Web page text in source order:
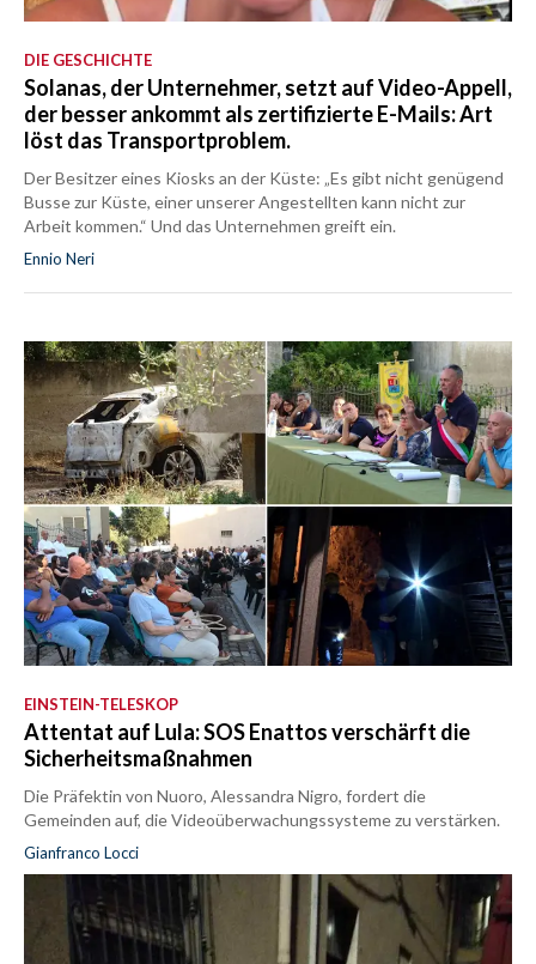
DIE GESCHICHTE
Solanas, der Unternehmer, setzt auf Video-Appell,
der besser ankommt als zertifizierte E-Mails: Art
löst das Transportproblem.
Der Besitzer eines Kiosks an der Küste: „Es gibt nicht genügend
Busse zur Küste, einer unserer Angestellten kann nicht zur
Arbeit kommen.“ Und das Unternehmen greift ein.
Ennio Neri
EINSTEIN-TELESKOP
Attentat auf Lula: SOS Enattos verschärft die
Sicherheitsmaßnahmen
Die Präfektin von Nuoro, Alessandra Nigro, fordert die
Gemeinden auf, die Videoüberwachungssysteme zu verstärken.
Gianfranco Locci